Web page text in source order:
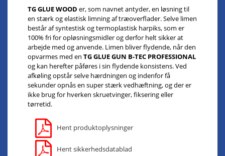
TG GLUE WOOD er, som navnet antyder, en løsning til
en stærk og elastisk limning af træoverflader. Selve limen
består af syntestisk og termoplastisk harpiks, som er
100% fri for opløsningsmidler og derfor helt sikker at
arbejde med og anvende. Limen bliver flydende, når den
opvarmes med en TG GLUE GUN B-TEC PROFESSIONAL
og kan herefter påføres i sin flydende konsistens. Ved
afkøling opstår selve hærdningen og indenfor få
sekunder opnås en super stærk vedhæftning, og der er
ikke brug for hverken skruetvinger, fiksering eller
tørretid.
Hent produktoplysninger
Hent sikkerhedsdatablad